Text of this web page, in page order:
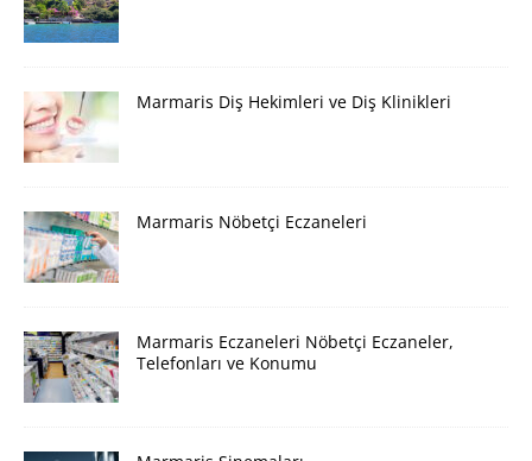
Marmaris Diş Hekimleri ve Diş Klinikleri
Marmaris Nöbetçi Eczaneleri
Marmaris Eczaneleri Nöbetçi Eczaneler,
Telefonları ve Konumu